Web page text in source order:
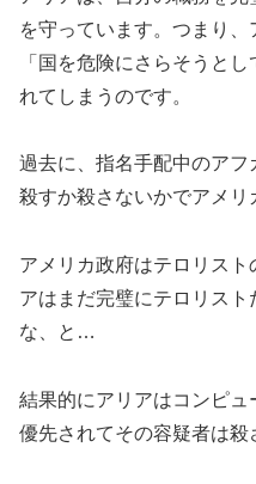
を守っています。つまり
「国を危険にさらそうと
れてしまうのです。
過去に、指名手配中のア
殺すか殺さないかでアメリ
アメリカ政府はテロリスト
アはまだ完璧にテロリス
な、と…
結果的にアリアはコンピ
優先されてその容疑者は殺